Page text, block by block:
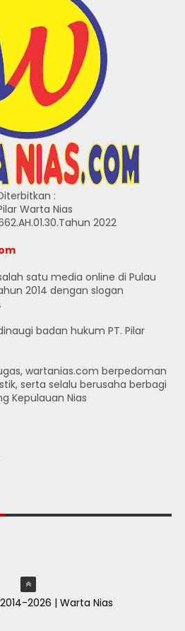
:
Warta Nias
2022
satu media online di Pulau
2014 dengan slogan
badan hukum PT. Pilar
wartanias.com berpedoman
serta selalu berusaha berbagi
Kepulauan Nias
2026 | Warta Nias